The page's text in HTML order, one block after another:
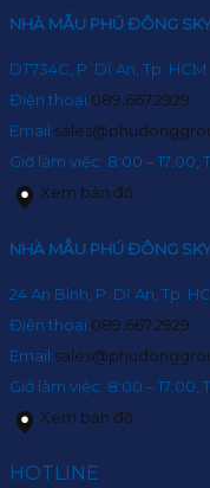
NHÀ MẪU PHÚ ĐÔNG
DT734C, P. Dĩ An, Tp. HCM
Điện thoại:089.667.2929
Email:
Giờ làm việc: 8:00 – 17:00,
Xem bản đồ
NHÀ MẪU PHÚ ĐÔNG
24 An Bình, P. Dĩ An, Tp.
Điện thoại:089.667.2929
Email:
Giờ làm việc: 8:00 – 17:00,
Xem bản đồ
HOTLINE